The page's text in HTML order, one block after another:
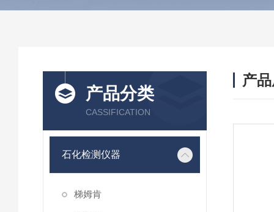
产品分类
CASSIFICATION
石化检测仪器
梯姆肯
产